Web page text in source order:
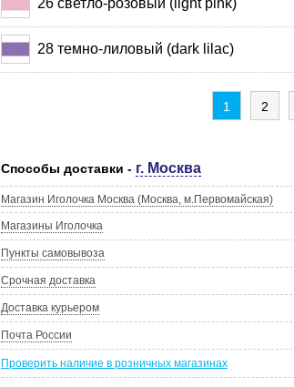
26 светло-розовый (light pink)
28 темно-лиловый (dark lilac)
1 2
Способы доставки - г. Москва
Магазин Иголочка Москва (Москва, м.Первомайская)
Магазины Иголочка
Пункты самовывоза
Срочная доставка
Доставка курьером
Почта России
Проверить наличие в розничных магазинах